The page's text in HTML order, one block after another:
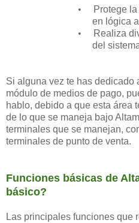
•
Protege
en lógica
•
Realiza
del
Si alguna vez te has dedicado
módulo de medios de pago,
hablo, debido a que esta área
de lo que se maneja bajo
terminales que se manejan,
terminales de punto de venta.
Funciones básicas de
básico?
Las principales funciones que